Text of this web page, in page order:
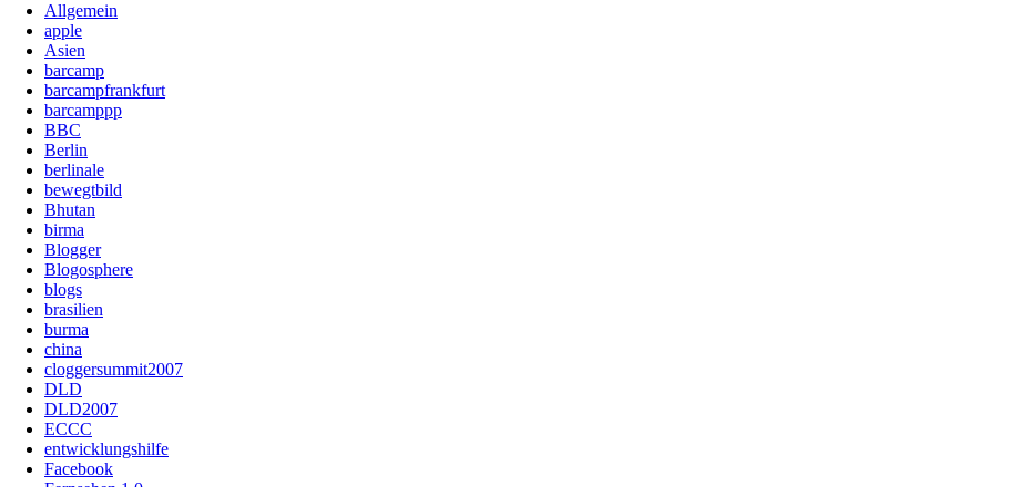
Allgemein
apple
Asien
barcamp
barcampfrankfurt
barcamppp
BBC
Berlin
berlinale
bewegtbild
Bhutan
birma
Blogger
Blogosphere
blogs
brasilien
burma
china
cloggersummit2007
DLD
DLD2007
ECCC
entwicklungshilfe
Facebook